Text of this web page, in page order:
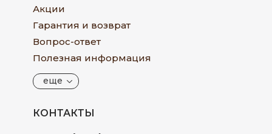
Акции
Гарантия и возврат
Вопрос-ответ
Полезная информация
еще
КОНТАКТЫ